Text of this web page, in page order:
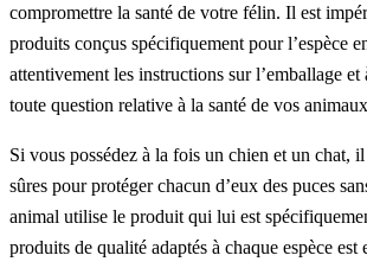
compromettre la santé de votre félin. Il est
produits conçus spécifiquement pour l’espèce
attentivement les instructions sur l’emballage
toute question relative à la santé de vos
Si vous possédez à la fois un chien et un chat,
sûres pour protéger chacun d’eux des puces
animal utilise le produit qui lui est
produits de qualité adaptés à chaque espèce